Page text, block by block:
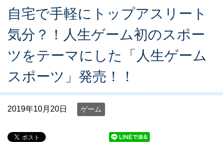
自宅で手軽にトップアスリート
気分？！人生ゲーム初のスポー
ツをテーマにした「人生ゲーム
スポーツ」発売！！
2019年10月20日 ゲーム